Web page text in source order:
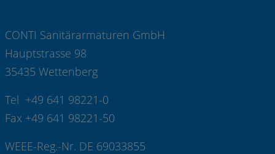
CONTI Sanitärarmaturen GmbH
Hauptstrasse 98
35435 Wettenberg
Tel +49 641 98221-0
Fax +49 641 98221-50
WEEE-Reg.-Nr. DE 69033855